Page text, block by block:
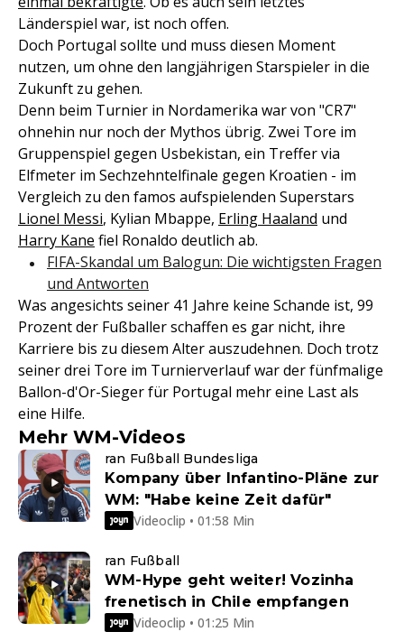
Länderspiel war, ist noch offen.
Doch Portugal sollte und muss diesen Moment
nutzen, um ohne den langjährigen Starspieler in die
Zukunft zu gehen.
Denn beim Turnier in Nordamerika war von "CR7"
ohnehin nur noch der Mythos übrig. Zwei Tore im
Gruppenspiel gegen Usbekistan, ein Treffer via
Elfmeter im Sechzehntelfinale gegen Kroatien - im
Vergleich zu den famos aufspielenden Superstars
Lionel Messi, Kylian Mbappe, Erling Haaland und
Harry Kane fiel Ronaldo deutlich ab.
FIFA-Skandal um Balogun: Die wichtigsten Fragen
und Antworten
Was angesichts seiner 41 Jahre keine Schande ist, 99
Prozent der Fußballer schaffen es gar nicht, ihre
Karriere bis zu diesem Alter auszudehnen. Doch trotz
seiner drei Tore im Turnierverlauf war der fünfmalige
Ballon-d'Or-Sieger für Portugal mehr eine Last als
eine Hilfe.
Mehr WM-Videos
ran Fußball Bundesliga
Kompany über Infantino-Pläne zur
WM: "Habe keine Zeit dafür"
Videoclip • 01:58 Min
ran Fußball
WM-Hype geht weiter! Vozinha
frenetisch in Chile empfangen
Videoclip • 01:25 Min